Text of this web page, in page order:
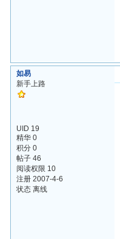
如易
新手上路
UID 19
精华 0
积分 0
帖子 46
阅读权限 10
注册 2007-4-6
状态 离线